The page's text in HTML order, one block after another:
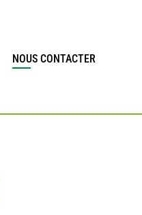
NOUS CONTACTER